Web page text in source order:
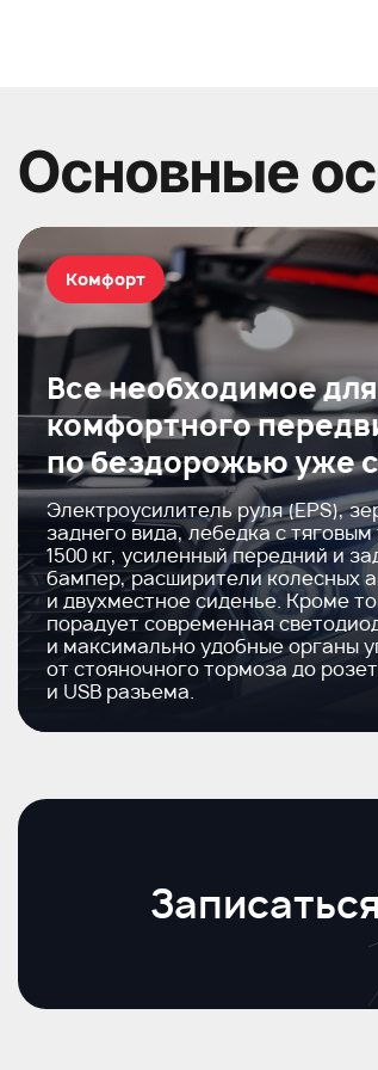
Основные
Все необходимое для
комфортного
по бездорожью уже
Электроусилитель руля (EPS),
заднего вида, лебедка с
1500 кг, усиленный передний и
бампер, расширители колесных
и двухместное сиденье. Кроме
порадует современная
и максимально удобные органы
от стояночного тормоза до
и USB разъема.
Комфорт